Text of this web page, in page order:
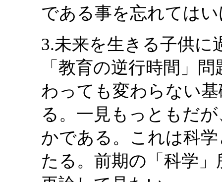
である事を忘れては
3.未来を生きる子供に
「教育の逆行時間」
わっても変わらない
る。一見もっともだ
かである。これは科
たる。前期の「科学